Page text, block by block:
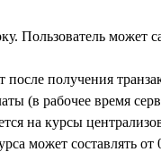
Пользователь может
после получения
(в рабочее время
на курсы
может составлять от